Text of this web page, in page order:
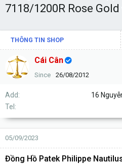
7118/1200R Rose
THÔNG TIN SHOP
Cái Cân
Since 26/08/2012
Add
16
Tel
05/09/2023
Đồng Hồ Patek Philippe